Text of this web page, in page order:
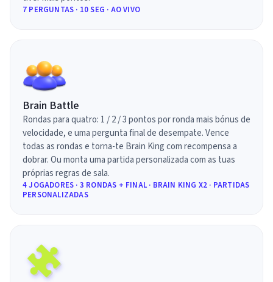
7 PERGUNTAS · 10 SEG · AO VIVO
Brain Battle
Rondas para quatro: 1 / 2 / 3 pontos por ronda mais bónus de
velocidade, e uma pergunta final de desempate. Vence
todas as rondas e torna-te Brain King com recompensa a
dobrar. Ou monta uma partida personalizada com as tuas
próprias regras de sala.
4 JOGADORES · 3 RONDAS + FINAL · BRAIN KING X2 · PARTIDAS
PERSONALIZADAS